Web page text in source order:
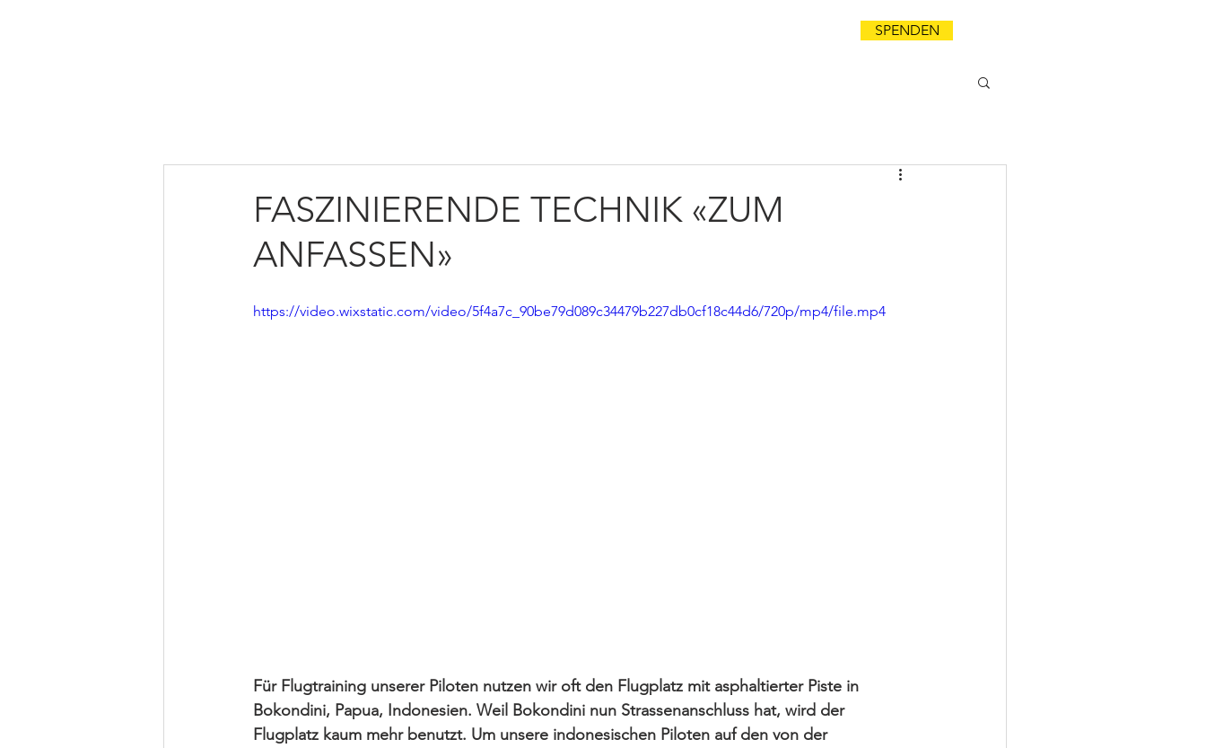
SPENDEN
FASZINIERENDE TECHNIK «ZUM
ANFASSEN»
https://video.wixstatic.com/video/5f4a7c_90be79d089c34479b227db0cf18c44d6/720p/mp4/file.mp4
Für Flugtraining unserer Piloten nutzen wir oft den Flugplatz mit asphaltierter Piste in
Bokondini, Papua, Indonesien. Weil Bokondini nun Strassenanschluss hat, wird der
Flugplatz kaum mehr benutzt. Um unsere indonesischen Piloten auf den von der